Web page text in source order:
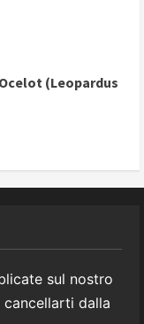
(Leopardus
sul nostro
dalla